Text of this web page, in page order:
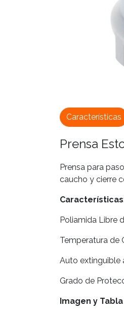
Prensa
Prensa para
caucho y cierre
Características
Poliamida Libre
Temperatura de
Auto extinguible
Grado de
Imagen y
Características